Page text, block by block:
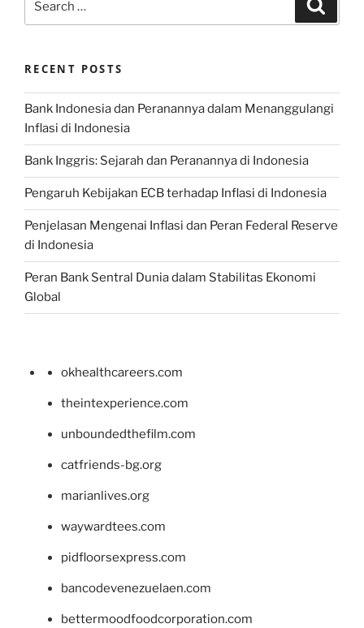
for:
RECENT POSTS
Bank Indonesia dan Peranannya dalam Menanggulangi
Inflasi di Indonesia
Bank Inggris: Sejarah dan Peranannya di Indonesia
Pengaruh Kebijakan ECB terhadap Inflasi di Indonesia
Penjelasan Mengenai Inflasi dan Peran Federal Reserve
di Indonesia
Peran Bank Sentral Dunia dalam Stabilitas Ekonomi
Global
okhealthcareers.com
theintexperience.com
unboundedthefilm.com
catfriends-bg.org
marianlives.org
waywardtees.com
pidfloorsexpress.com
bancodevenezuelaen.com
bettermoodfoodcorporation.com